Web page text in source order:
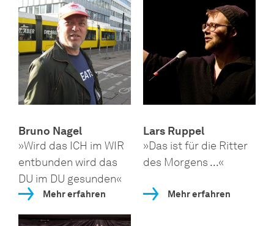
Bruno Nagel
»Wird das ICH im WIR
entbunden wird das
DU im DU gesunden«
Mehr erfahren
Lars Ruppel
»Das ist für die Ritter
des Morgens ...«
Mehr erfahren